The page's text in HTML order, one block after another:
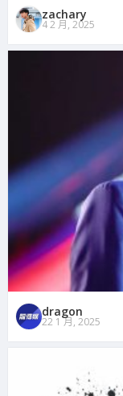
zachary
4 2 月, 2025
dragon
22 1 月, 2025